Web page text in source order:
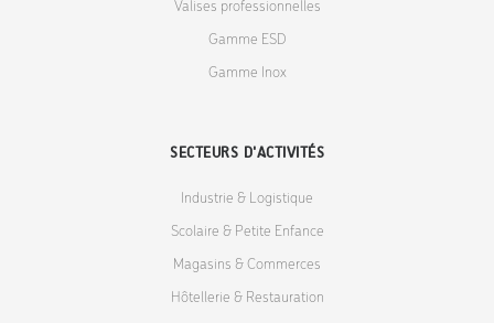
Valises professionnelles
Gamme ESD
Gamme Inox
SECTEURS D'ACTIVITÉS
Industrie & Logistique
Scolaire & Petite Enfance
Magasins & Commerces
Hôtellerie & Restauration